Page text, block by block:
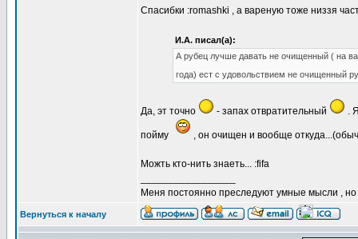
Спасибки :romashki , а вареную тоже низзя
И.А. писал(а):
А рубец лучше давать не очищенный ( на
года) ест с удовольствием не очищенный
Да, эт точно - запах отвратительный .
пойму , он очищен и вообще
Можть кто-нить знаеть... :fifa
Меня постоянно преследуют умные мысли ,
Вернуться к началу